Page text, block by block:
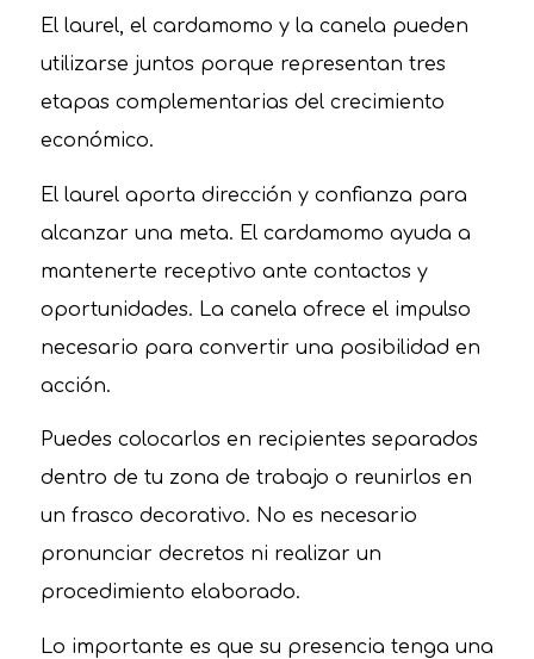
El laurel, el cardamomo y la canela pueden
utilizarse juntos porque representan tres
etapas complementarias del crecimiento
económico.
El laurel aporta dirección y confianza para
alcanzar una meta. El cardamomo ayuda a
mantenerte receptivo ante contactos y
oportunidades. La canela ofrece el impulso
necesario para convertir una posibilidad en
acción.
Puedes colocarlos en recipientes separados
dentro de tu zona de trabajo o reunirlos en
un frasco decorativo. No es necesario
pronunciar decretos ni realizar un
procedimiento elaborado.
Lo importante es que su presencia tenga una